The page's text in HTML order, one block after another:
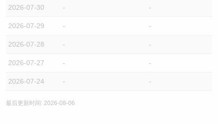
2026-07-30 - -
2026-07-29 - -
2026-07-28 - -
2026-07-27 - -
2026-07-24 - -
最后更新时间: 2026-08-06